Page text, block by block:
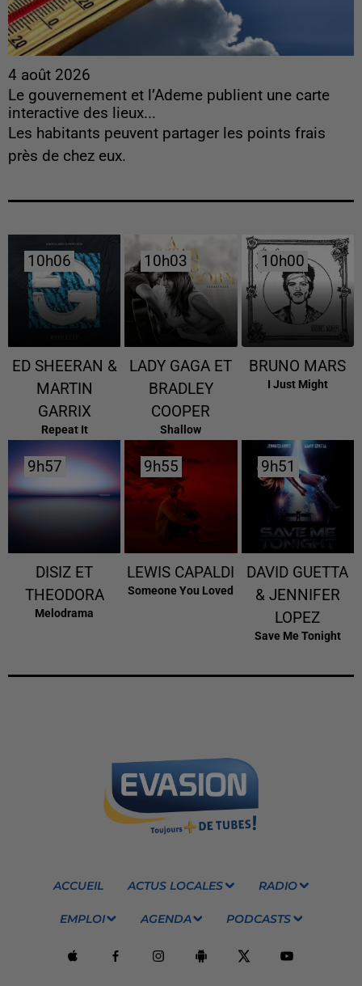
4 août 2026
Le gouvernement et l’Ademe publient une carte
interactive des lieux...
Les habitants peuvent partager les points frais
près de chez eux.
10h06
10h06
ED SHEERAN &
MARTIN
GARRIX
Repeat It
10h03
10h03
LADY GAGA ET
BRADLEY
COOPER
Shallow
10h00
10h00
BRUNO MARS
I Just Might
9h57
9h57
DISIZ ET
THEODORA
Melodrama
9h55
9h55
LEWIS CAPALDI
Someone You Loved
9h51
9h51
DAVID GUETTA
& JENNIFER
LOPEZ
Save Me Tonight
ACCUEIL ACTUS LOCALES RADIO
EMPLOI AGENDA PODCASTS